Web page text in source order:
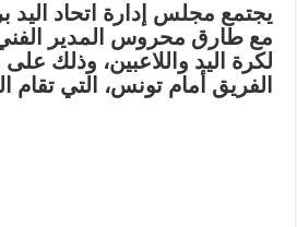
يجتمع مجلس إدارة اتحاد اليد
مع طارق محروس المدير
لكرة اليد واللاعبين، وذلك
الفريق أمام تونس، التي تقام